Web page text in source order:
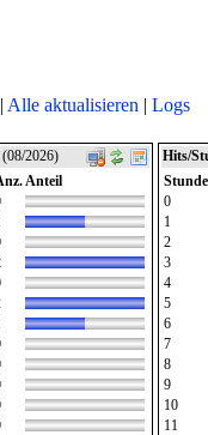
| Alle aktualisieren | Logs
(08/2026)
Anteil
Hits/
Stunde
0
1
2
3
4
5
6
7
8
9
10
11